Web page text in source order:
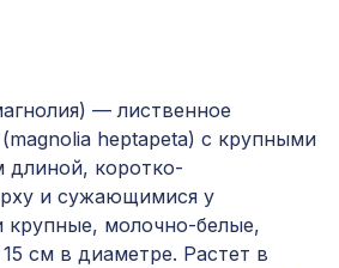
1000х680мм, ХДФ, бук
панель
ХДФ, белая
обои Cosca Traditional
0,91 x 6,2 м
4763 ₽
— лиственное
heptapeta) с крупными
длиной, коротко-
и сужающимися у
крупные, молочно-белые,
см в диаметре. Растет в